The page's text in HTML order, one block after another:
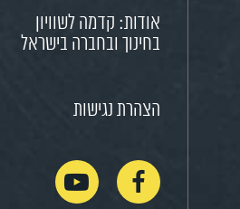
אודות: קדמה לשוויון
בחינוך ובחברה בישראל
הצהרת נגישות